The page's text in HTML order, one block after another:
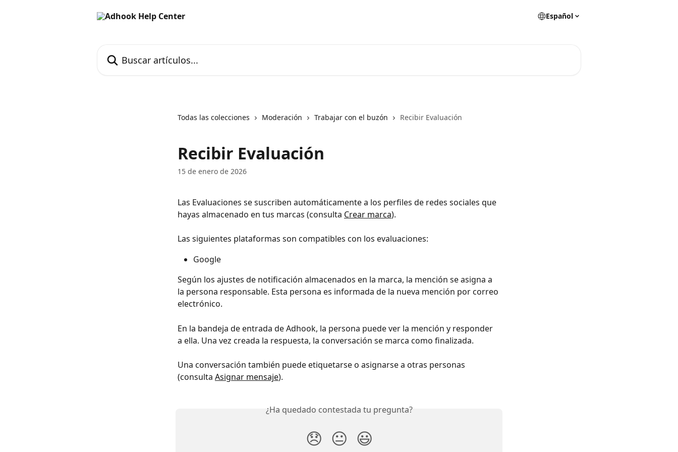
Español
Todas las colecciones Moderación Trabajar con el buzón Recibir Evaluación
Recibir Evaluación
15 de enero de 2026
Las Evaluaciones se suscriben automáticamente a los perfiles de redes sociales que
hayas almacenado en tus marcas (consulta Crear marca).
Las siguientes plataformas son compatibles con los evaluaciones:
Google
Según los ajustes de notificación almacenados en la marca, la mención se asigna a
la persona responsable. Esta persona es informada de la nueva mención por correo
electrónico.
En la bandeja de entrada de Adhook, la persona puede ver la mención y responder
a ella. Una vez creada la respuesta, la conversación se marca como finalizada.
Una conversación también puede etiquetarse o asignarse a otras personas
(consulta Asignar mensaje).
¿Ha quedado contestada tu pregunta?
😞 😐 😃